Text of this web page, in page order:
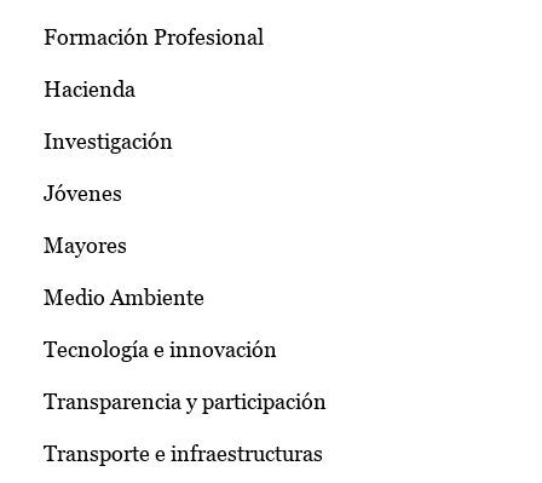
Formación Profesional
Hacienda
Investigación
Jóvenes
Mayores
Medio Ambiente
Tecnología e innovación
Transparencia y participación
Transporte e infraestructuras